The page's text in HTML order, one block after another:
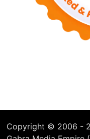
Copyright © 2006 -